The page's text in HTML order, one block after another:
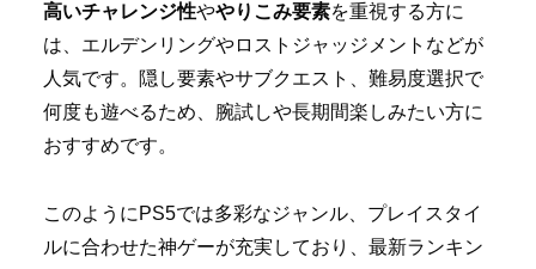
高いチャレンジ性ややりこみ要素を重視する方に
は、エルデンリングやロストジャッジメントなどが
人気です。隠し要素やサブクエスト、難易度選択で
何度も遊べるため、腕試しや長期間楽しみたい方に
おすすめです。
このようにPS5では多彩なジャンル、プレイスタイ
ルに合わせた神ゲーが充実しており、最新ランキン